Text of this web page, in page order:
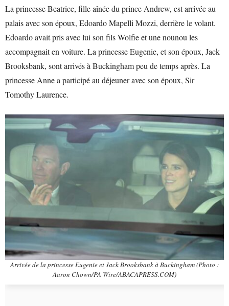
La princesse Beatrice, fille aînée du prince Andrew, est arrivée au
palais avec son époux, Edoardo Mapelli Mozzi, derrière le volant.
Edoardo avait pris avec lui son fils Wolfie et une nounou les
accompagnait en voiture. La princesse Eugenie, et son époux, Jack
Brooksbank, sont arrivés à Buckingham peu de temps après. La
princesse Anne a participé au déjeuner avec son époux, Sir
Tomothy Laurence.
Arrivée de la princesse Eugenie et Jack Brooksbank à Buckingham (Photo :
Aaron Chown/PA Wire/ABACAPRESS.COM)